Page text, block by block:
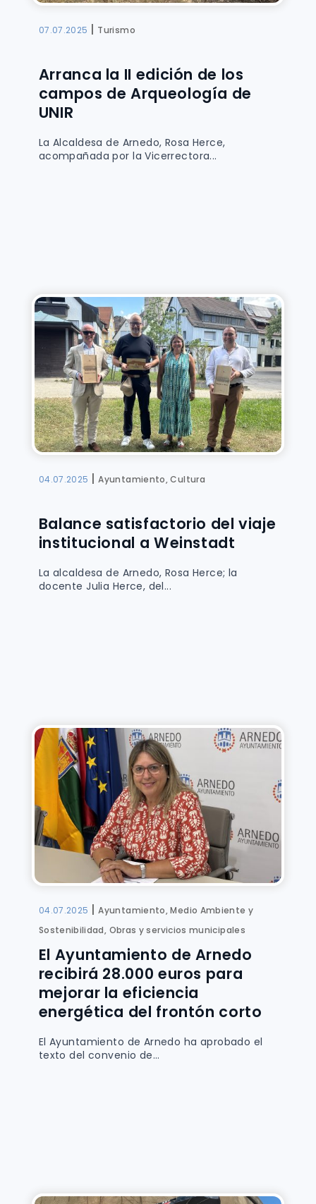
07.07.2025 | Turismo
Arranca la II edición de los
campos de Arqueología de
UNIR
La Alcaldesa de Arnedo, Rosa Herce,
acompañada por la Vicerrectora...
04.07.2025 |Ayuntamiento, Cultura
Balance satisfactorio del viaje
institucional a Weinstadt
La alcaldesa de Arnedo, Rosa Herce; la
docente Julia Herce, del...
04.07.2025 |Ayuntamiento, Medio Ambiente y
Sostenibilidad, Obras y servicios municipales
El Ayuntamiento de Arnedo
recibirá 28.000 euros para
mejorar la eficiencia
energética del frontón corto
El Ayuntamiento de Arnedo ha aprobado el
texto del convenio de...